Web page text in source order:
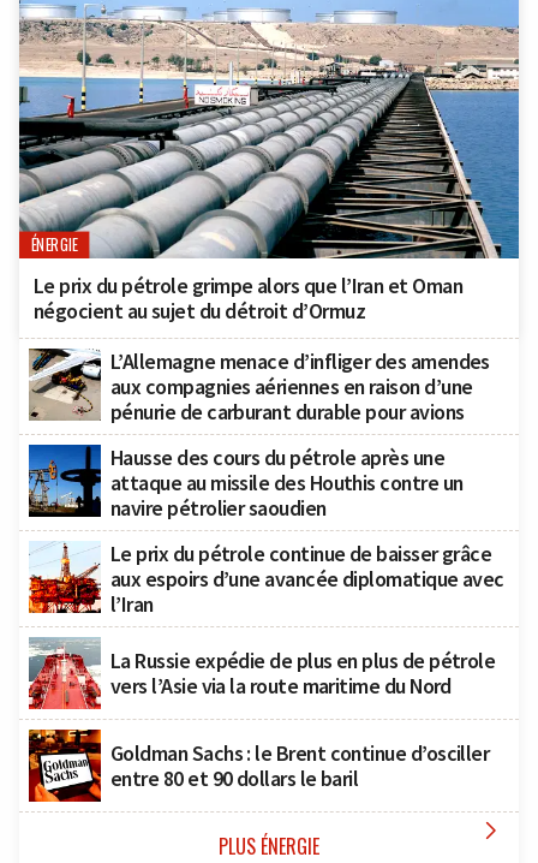
ÉNERGIE
Le prix du pétrole grimpe alors que l’Iran et Oman
négocient au sujet du détroit d’Ormuz
L’Allemagne menace d’infliger des amendes
aux compagnies aériennes en raison d’une
pénurie de carburant durable pour avions
Hausse des cours du pétrole après une
attaque au missile des Houthis contre un
navire pétrolier saoudien
Le prix du pétrole continue de baisser grâce
aux espoirs d’une avancée diplomatique avec
l’Iran
La Russie expédie de plus en plus de pétrole
vers l’Asie via la route maritime du Nord
Goldman Sachs : le Brent continue d’osciller
entre 80 et 90 dollars le baril
PLUS ÉNERGIE 